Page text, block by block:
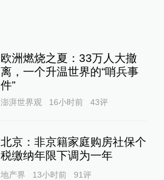
欧洲燃烧之夏：33万人大撤
离，一个升温世界的“哨兵事
件”
澎湃世界观 16小时前 43评
北京：非京籍家庭购房社保个
税缴纳年限下调为一年
地产界 13小时前 91评